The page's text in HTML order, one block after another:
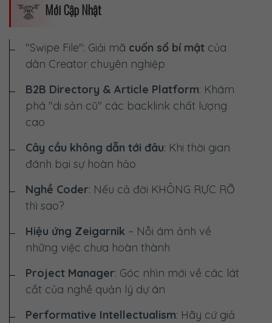
Mới Cập Nhật
"Swipe File": Giải mã cuốn sổ bí mật của
dân Creator chuyên nghiệp
B2B Directory & Article Platform: Khám
phá "di sản cũ" các backlink chất lượng
cao
Cây cầu không dẫn tới đâu: Khi thời gian
đánh bại sự hoàn hảo
Nghề Coder: Nếu cả đời KHÔNG RỰC RỠ
thì sao?
Hiệu ứng Zeigarnik – Nỗi ám ảnh về
những việc chưa hoàn thành
Project Manager: Góc nhìn mới về các lát
cắt của nghề quản lý dự án
Performative Intellectualism: Hãy cứ giả